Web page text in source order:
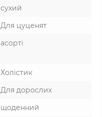
сухий
Для цуценят
асорті
Холістик
Для дорослих
щоденний